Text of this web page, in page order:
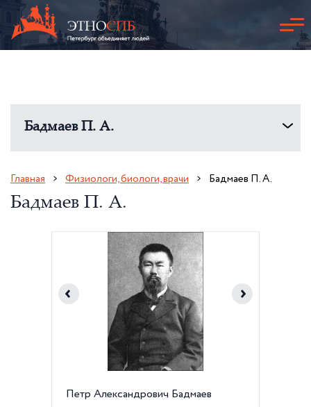
Бадмаев П. А.
Главная Физиологи, биологи, врачи Бадмаев П. А.
Бадмаев П. А.
Петр Александрович Бадмаев